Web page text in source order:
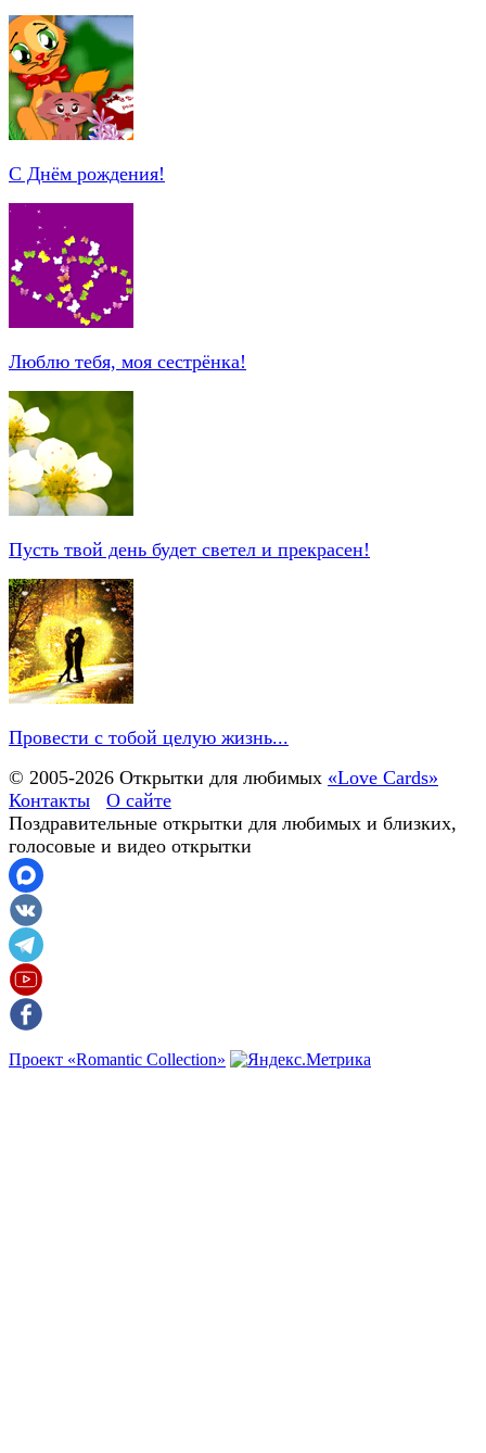
С Днём рождения!
Люблю тебя, моя сестрёнка!
Пусть твой день будет светел и прекрасен!
Провести с тобой целую жизнь...
© 2005-2026 Открытки для любимых «Love Cards»
Контакты
О сайте
Поздравительные открытки для любимых и близких,
голосовые и видео открытки
Проект «Romantic Collection»